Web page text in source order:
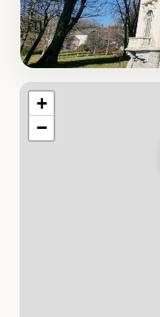
+
−